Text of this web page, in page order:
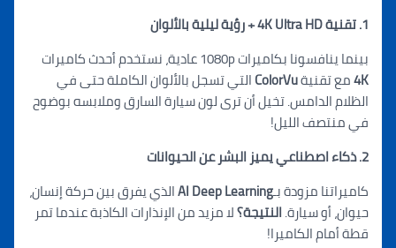
رؤية ليلية بالألوان
بينما ينافسونا بكاميرات 1080p عادية، نستخدم أحدث كاميرات
مع تقنيةColorVuالتي تسجل بالألوان الكاملة حتى في
الظلام الدامس. تخيل أن ترى لون سيارة السارق وملابسه بوضوح
في منتصف الليل!
كاميراتنا مزودة بـAI Deep Learningالذي يفرق بين حركة إنسان،
حيوان، أو سيارة.النتيجة؟لا مزيد من الإنذارات الكاذبة عندما تمر
قطة أمام الكاميرا!